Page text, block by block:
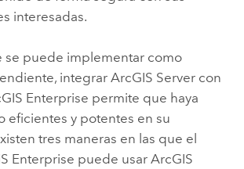
interesadas.
se puede implementar como
integrar ArcGIS Servercon
Enterprise permite que haya
eficientes y potentes en su
tres maneras en las que el
Enterprise puede usar ArcGIS